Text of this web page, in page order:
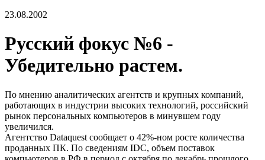
23.08.2002
Русский фокус №6 -
Убедительно растем.
По мнению аналитических агентств и крупных компаний,
работающих в индустрии высоких технологий, российский
рынок персональных компьютеров в минувшем году
увеличился.
Агентство Dataquest сообщает о 42%-ном росте количества
проданных ПК. По сведениям IDC, объем поставок